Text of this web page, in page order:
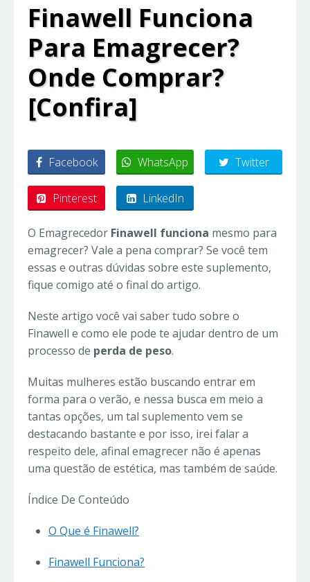
Finawell Funciona
Para Emagrecer?
Onde Comprar?
[Confira]
Facebook WhatsApp Twitter
Pinterest LinkedIn
O Emagrecedor Finawell funciona mesmo para
emagrecer? Vale a pena comprar? Se você tem
essas e outras dúvidas sobre este suplemento,
fique comigo até o final do artigo.
Neste artigo você vai saber tudo sobre o
Finawell e como ele pode te ajudar dentro de um
processo de perda de peso.
Muitas mulheres estão buscando entrar em
forma para o verão, e nessa busca em meio a
tantas opções, um tal suplemento vem se
destacando bastante e por isso, irei falar a
respeito dele, afinal emagrecer não é apenas
uma questão de estética, mas também de saúde.
Índice De Conteúdo
O Que é Finawell?
Finawell Funciona?